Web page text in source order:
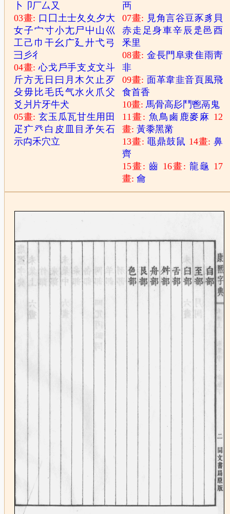
卜
卩厂厶 又
03畫: 口 囗 土士夂 夊 夕大
女子宀寸小尢尸 屮 山巛
工 己 巾 干幺 广廴廾弋弓
彐 彡彳
04畫:心戈 戶手支 攴文斗
斤方无 日 曰 月木 欠止 歹
殳毋 比毛 氏气水 火 爪父
爻 爿 片牙牛犬
05畫:玄玉 瓜瓦甘生用 田
疋 疒癶 白 皮 目矛 矢石
示禸禾穴立
襾
07畫: 見角言谷豆豕豸 貝
赤走 足身車辛辰 辵 邑酉
釆里
08畫: 金長門 阜隶隹雨靑
非
09畫: 面革韋韭音頁風飛
食首香
10畫:馬骨高髟 鬥鬯鬲 鬼
11畫: 魚鳥 鹵 鹿麥 麻 12
畫:黃黍黑黹
13畫: 黽鼎鼓鼠 14畫:鼻
齊
15畫:齒 16畫:龍龜 17
畫:龠